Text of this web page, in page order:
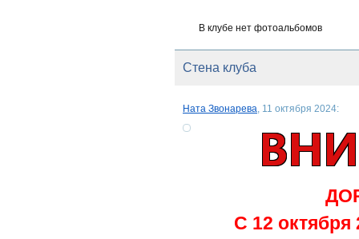
В клубе нет фотоальбомов
Стена клуба
Ната Звонарева, 11 октября 2024:
С 12